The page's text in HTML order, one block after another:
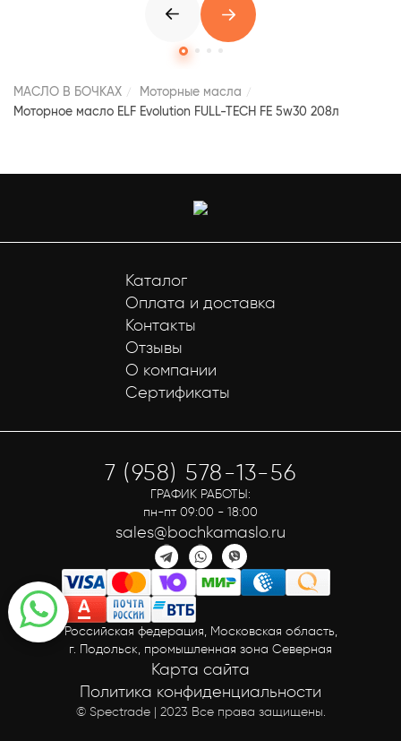
МАСЛО В БОЧКАХ
Моторные масла
Моторное масло ELF Evolution FULL-TECH FE 5w30 208л
Каталог
Оплата и доставка
Контакты
Отзывы
О компании
Сертификаты
Российская федерация, Московская область,
г. Подольск, промышленная зона Северная
© Spectrade | 2023 Все права защищены.
Политика конфиденциальности
Карта сайта
7 (958) 578-13-56
ГРАФИК РАБОТЫ:
пн-пт 09:00 - 18:00
sales@bochkamaslo.ru